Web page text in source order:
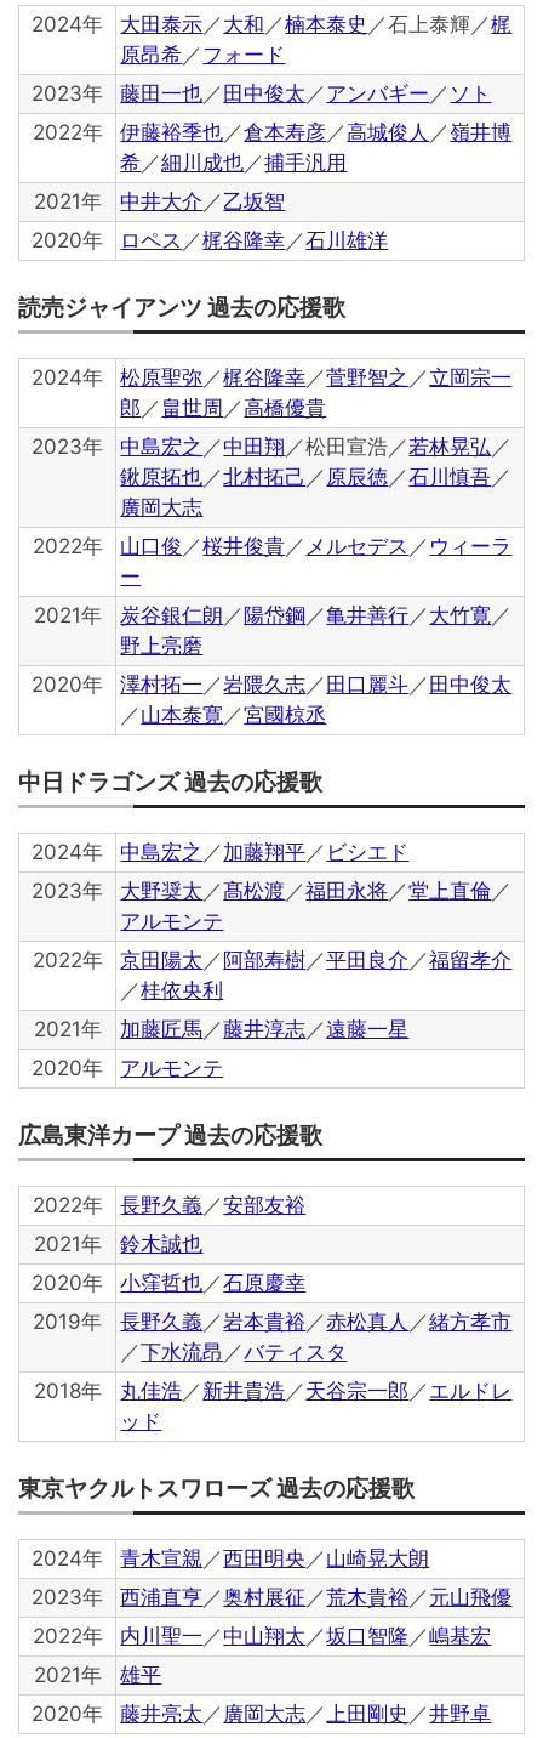
2024年 大田泰示 ／大和 ／楠本泰史 ／石上泰輝／梶
原昂希 ／フォード
2023年
藤田一也 ／田中俊太 ／アンバギー ／ ソト
2022年
伊藤裕季也 ／倉本寿彦 ／高城俊人 ／嶺井博
希 ／細川成也 ／捕手汎用
2021年
中井大介 ／乙坂智
2020年
ロペス ／梶谷隆幸 ／石川雄洋
読売ジャイアンツ 過去の応援歌
2024年 松原聖弥 ／梶谷隆幸 ／菅野智之 ／立岡宗一
郎 ／ 畠世周 ／高橋優貴
2023年
中島宏之 ／中田翔 ／松田宣浩／若林晃弘 ／
鍬原拓也 ／北村拓己 ／ 原辰徳 ／石川慎吾 ／
廣岡大志
2022年
山口俊 ／桜井俊貴 ／ メルセデス ／ ウィーラ
ー
2021年
炭谷銀仁朗 ／陽岱鋼 ／亀井善行 ／大竹寛 ／
野上亮磨
2020年
澤村拓一 ／岩隈久志 ／田口麗斗 ／田中俊太
／山本泰寛 ／宮國椋丞
中日ドラゴンズ 過去の応援歌
2024年 中島宏之 ／加藤翔平 ／ ビシエド
2023年
大野奨太 ／髙松渡 ／福田永将 ／堂上直倫 ／
アルモンテ
2022年
京田陽太 ／阿部寿樹 ／平田良介 ／福留孝介
／桂依央利
2021年
加藤匠馬 ／藤井淳志 ／遠藤一星
2020年
アルモンテ
広島東洋カープ 過去の応援歌
2022年 長野久義 ／安部友裕
2021年
鈴木誠也
2020年
小窪哲也 ／石原慶幸
2019年
長野久義 ／岩本貴裕 ／赤松真人 ／緒方孝市
／下水流昂 ／バティスタ
2018年
丸佳浩 ／新井貴浩 ／天谷宗一郎 ／エルドレ
ッド
東京ヤクルトスワローズ 過去の応援歌
2024年 青木宣親 ／西田明央 ／山崎晃大朗
2023年
西浦直亨 ／奥村展征 ／荒木貴裕 ／元山飛優
2022年
内川聖一 ／中山翔太 ／坂口智隆 ／嶋基宏
2021年
雄平
2020年
藤井亮太 ／ 廣岡大志 ／ 上田剛史 ／井野卓